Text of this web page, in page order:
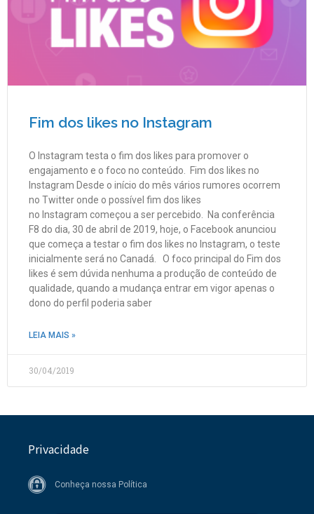
Fim dos likes no Instagram
O Instagram testa o fim dos likes para promover o
engajamento e o foco no conteúdo. Fim dos likes no
Instagram Desde o início do mês vários rumores ocorrem
no Twitter onde o possível fim dos likes
no Instagram começou a ser percebido. Na conferência
F8 do dia, 30 de abril de 2019, hoje, o Facebook anunciou
que começa a testar o fim dos likes no Instagram, o teste
inicialmente será no Canadá. O foco principal do Fim dos
likes é sem dúvida nenhuma a produção de conteúdo de
qualidade, quando a mudança entrar em vigor apenas o
dono do perfil poderia saber
LEIA MAIS »
30/04/2019
Privacidade
Conheça nossa Política